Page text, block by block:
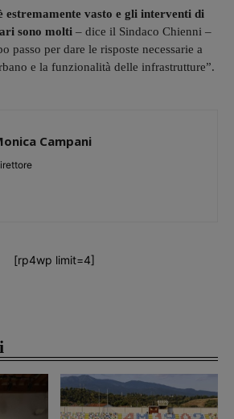
vasto e gli interventi di
sono molti – dice il Sindaco Chienni –
passo per dare le risposte necessarie a
e la funzionalità delle infrastrutture”.
Campani
[rp4wp limit=4]